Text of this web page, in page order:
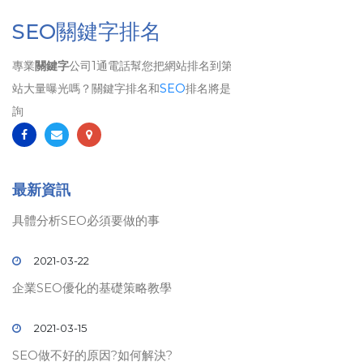
SEO關鍵字排名
專業關鍵字公司1通電話幫您把網站排名到第1頁、 想要讓自己的網
站大量曝光嗎？關鍵字排名和SEO排名將是您最佳的選擇！歡迎洽
詢
最新資訊
具體分析SEO必須要做的事
2021-03-22
企業SEO優化的基礎策略教學
2021-03-15
SEO做不好的原因?如何解決?